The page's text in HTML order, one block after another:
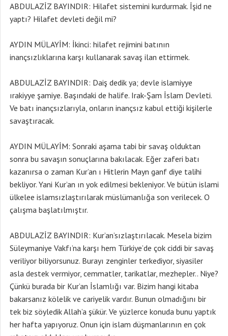
ABDULAZİZ BAYINDIR: Hilafet sistemini kurdurmak. İşid ne
yaptı? Hilafet devleti değil mi?
AYDIN MÜLAYİM: İkinci: hilafet rejimini batının
inançsızlıklarına karşı kullanarak savaş ilan ettirmek.
ABDULAZİZ BAYINDIR: Daiş dedik ya; devle islamiyye
ırakiyye şamiye. Başındaki de halife. Irak-Şam İslam Devleti.
Ve batı inançsızlarıyla, onların inançsız kabul ettiği kişilerle
savaştıracak.
AYDIN MÜLAYİM: Sonraki aşama tabi bir savaş olduktan
sonra bu savaşın sonuçlarına bakılacak. Eğer zaferi batı
kazanırsa o zaman Kur’an ı Hitlerin Mayn ganf diye talihi
bekliyor. Yani Kur’an ın yok edilmesi bekleniyor. Ve bütün islami
ülkelee islamsızlaştırılarak müslümanlığa son verilecek. O
çalışma başlatılmıştır.
ABDULAZİZ BAYINDIR: Kur’an’sızlaştırılacak. Mesela bizim
Süleymaniye Vakfı’na karşı hem Türkiye’de çok ciddi bir savaş
veriliyor biliyorsunuz. Burayı zenginler terkediyor, siyasiler
asla destek vermiyor, cemmatler, tarikatlar, mezhepler.. Niye?
Çünkü burada bir Kur’an İslamlığı var. Bizim hangi kitaba
bakarsanız kölelik ve cariyelik vardır. Bunun olmadığını bir
tek biz söyledik Allah’a şükür. Ve yüzlerce konuda bunu yaptık
her hafta yapıyoruz. Onun için islam düşmanlarının en çok